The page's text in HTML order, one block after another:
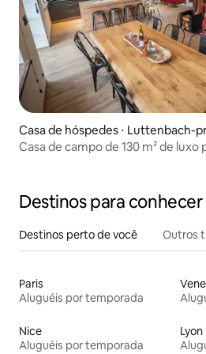
Casa de hóspedes ⋅ Luttenbach-
er
Casa de campo de 130 m² de luxo
Destinos para conhecer
Destinos perto de você Outros
Paris
Aluguéis por temporada
Nice
Aluguéis por temporada
Lyon